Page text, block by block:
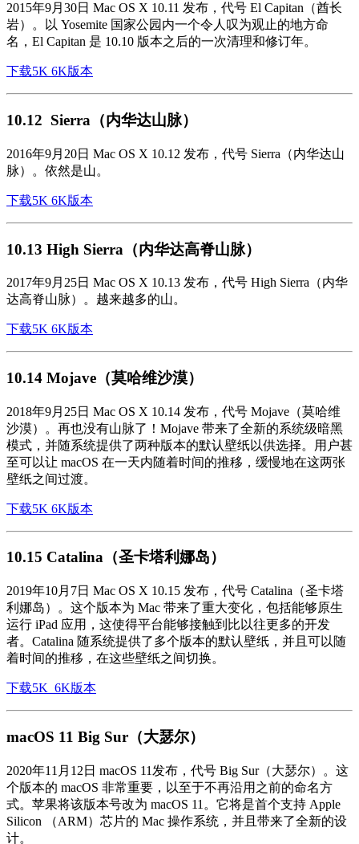
2015年9月30日 Mac OS X 10.11 发布，代号 El Capitan（酋长
岩）。以 Yosemite 国家公园内一个令人叹为观止的地方命
名，El Capitan 是 10.10 版本之后的一次清理和修订年。
下载5K 6K版本
10.12 Sierra（内华达山脉）
2016年9月20日 Mac OS X 10.12 发布，代号 Sierra（内华达山
脉）。依然是山。
下载5K 6K版本
10.13 High Sierra（内华达高脊山脉）
2017年9月25日 Mac OS X 10.13 发布，代号 High Sierra（内华
达高脊山脉）。越来越多的山。
下载5K 6K版本
10.14 Mojave（莫哈维沙漠）
2018年9月25日 Mac OS X 10.14 发布，代号 Mojave（莫哈维
沙漠）。再也没有山脉了！Mojave 带来了全新的系统级暗黑
模式，并随系统提供了两种版本的默认壁纸以供选择。用户甚
至可以让 macOS 在一天内随着时间的推移，缓慢地在这两张
壁纸之间过渡。
下载5K 6K版本
10.15 Catalina（圣卡塔利娜岛）
2019年10月7日 Mac OS X 10.15 发布，代号 Catalina（圣卡塔
利娜岛）。这个版本为 Mac 带来了重大变化，包括能够原生
运行 iPad 应用，这使得平台能够接触到比以往更多的开发
者。Catalina 随系统提供了多个版本的默认壁纸，并且可以随
着时间的推移，在这些壁纸之间切换。
下载5K 6K版本
macOS 11 Big Sur（大瑟尔）
2020年11月12日 macOS 11发布，代号 Big Sur（大瑟尔）。这
个版本的 macOS 非常重要，以至于不再沿用之前的命名方
式。苹果将该版本号改为 macOS 11。它将是首个支持 Apple
Silicon （ARM）芯片的 Mac 操作系统，并且带来了全新的设
计。